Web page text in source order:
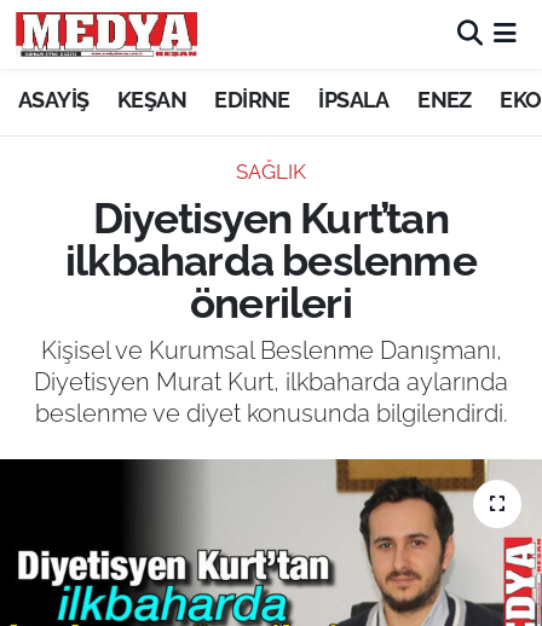
ASAYİŞ KEŞAN EDİRNE İPSALA ENEZ
SAĞLIK
Diyetisyen Kurt’tan
ilkbaharda beslenme
önerileri
Kişisel ve Kurumsal Beslenme Danışmanı,
Diyetisyen Murat Kurt, ilkbaharda aylarında
beslenme ve diyet konusunda bilgilendirdi.
KEŞAN
ASAYİŞ
SİYASET
GÜNDEM
EKONOMİ
SAĞLIK
TARIM VE HAYVANCILIK